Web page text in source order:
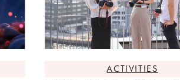
ACTIVITIES